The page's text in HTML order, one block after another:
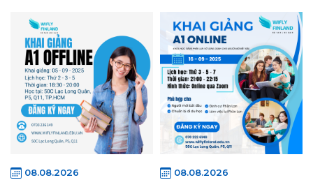
18/08/2025
08.08.2026 08.08.2026